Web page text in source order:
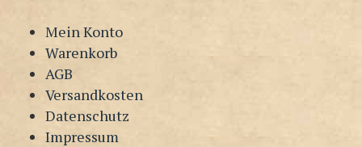
Mein Konto
Warenkorb
AGB
Versandkosten
Datenschutz
Impressum